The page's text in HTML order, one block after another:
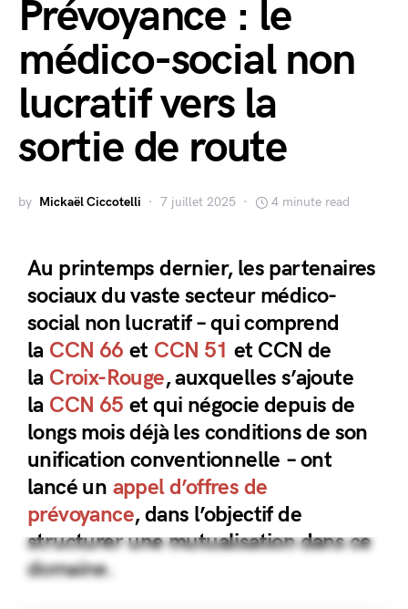
Prévoyance : le
médico-social non
lucratif vers la
sortie de route
by Mickaël Ciccotelli 7 juillet 2025 4 minute read
Au printemps dernier, les partenaires
sociaux du vaste secteur médico-
social non lucratif – qui comprend
la CCN 66 et CCN 51 et CCN de
la Croix-Rouge, auxquelles s’ajoute
la CCN 65 et qui négocie depuis de
longs mois déjà les conditions de son
unification conventionnelle – ont
lancé un appel d’offres de
prévoyance, dans l’objectif de
structurer une mutualisation dans ce
domaine.